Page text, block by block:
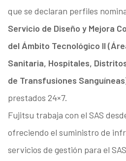
que se declaran perfiles
Servicio de Diseño y Mejora
del Ámbito Tecnológico II
Sanitaria, Hospitales,
de Transfusiones
prestados 24×7.
Fujitsu trabaja con el SAS
ofreciendo el suministro de
servicios de gestión para el